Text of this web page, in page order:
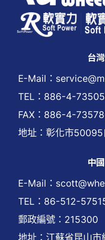
台
E-Mail：
TEL：886-4-
FAX：886-4-
地址：彰化市
中
E-Mail：
TEL：86-512-
郵政編號：215300
地址：江蘇省昆山